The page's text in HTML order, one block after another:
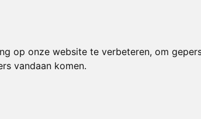
op onze website te verbeteren, om
vandaan komen.